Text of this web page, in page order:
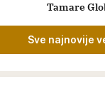
Tamare
Sve najnovije